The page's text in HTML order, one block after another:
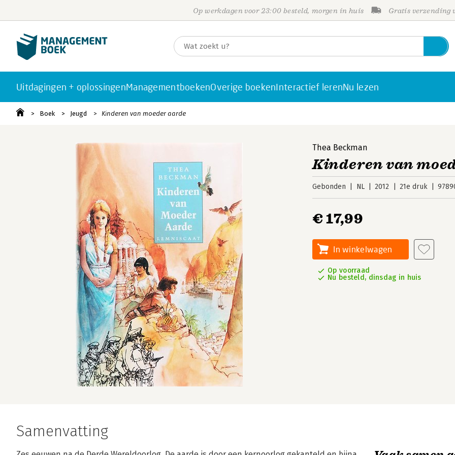
Op werkdagen voor 23:00 besteld, morgen in huis Gratis verzending
Uitdagingen + oplossingenManagementboekenOverige boekenInteractief lerenNu lezen
Boek Jeugd Kinderen van moeder aarde
Thea Beckman
Kinderen van
Gebonden NL 2012 21e druk
€ 17,99
In winkelwagen
Op voorraad
Nu besteld, dinsdag in huis
Samenvatting